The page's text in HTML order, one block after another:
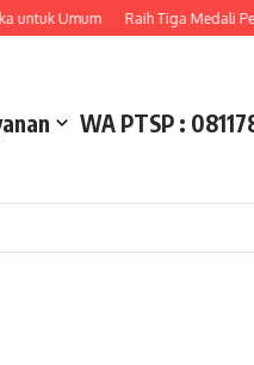
Umum Raih Tiga Medali Perak
WA PTSP :